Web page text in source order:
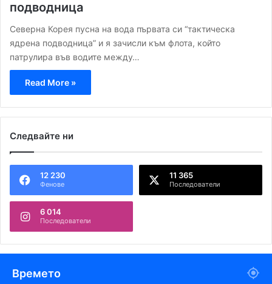
подводница
Северна Корея пусна на вода първата си “тактическа
ядрена подводница” и я зачисли към флота, който
патрулира във водите между…
Read More »
Следвайте ни
12 230
Фенове
11 365
Последователи
6 014
Последователи
Времето